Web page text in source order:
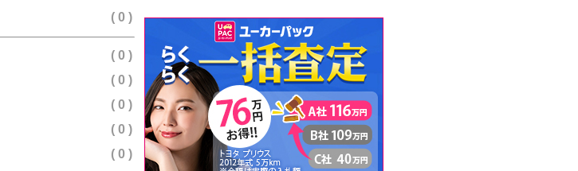
( 0 )
( 0 )
( 0 )
( 0 )
( 0 )
( 0 )